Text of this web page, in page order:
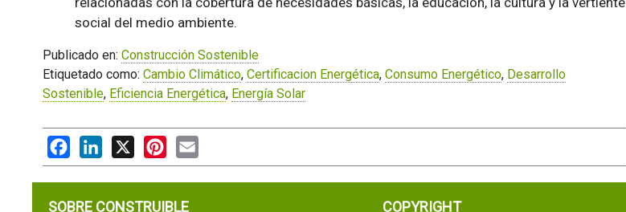
social del medio ambiente.
Publicado en: Construcción Sostenible
Etiquetado como: Cambio Climático, Certificacion Energética, Consumo Energético, Desarrollo
Sostenible, Eficiencia Energética, Energía Solar
FacebookLinkedIn
X PinterestEmail
SOBRE CONSTRUIBLE COPYRIGHT